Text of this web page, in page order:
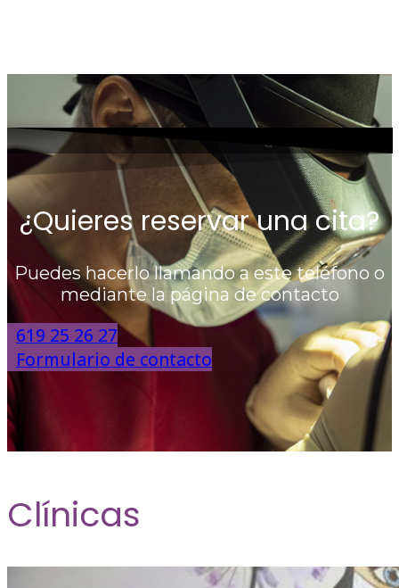
¿Quieres reservar una cita?
Puedes hacerlo llamando a este teléfono o
mediante la página de contacto
619 25 26 27
Formulario de contacto
Clínicas